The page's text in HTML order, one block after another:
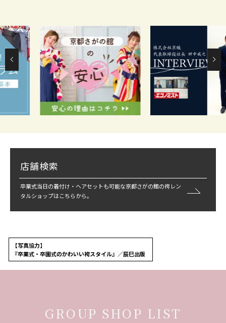
店舗検索
卒業式当日の着付け・ヘアセットも可能な京都さがの館の袴レン
タルショップはこちらから。
【写真協力】
『卒業式・卒園式のかわいい袴スタイル』／辰巳出版
GROUP SHOP LIST